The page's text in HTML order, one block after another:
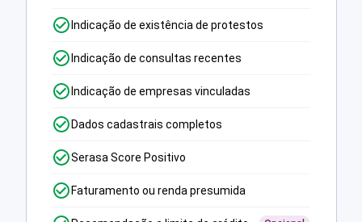
Indicação de existência de protestos
Indicação de consultas recentes
Indicação de empresas vinculadas
Dados cadastrais completos
Serasa Score Positivo
Faturamento ou renda presumida